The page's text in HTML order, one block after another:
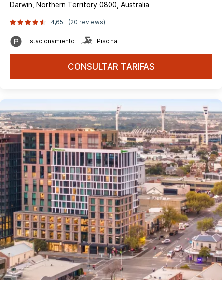
Darwin, Northern Territory 0800, Australia
4,65 (20 reviews)
Estacionamiento Piscina
CONSULTAR TARIFAS